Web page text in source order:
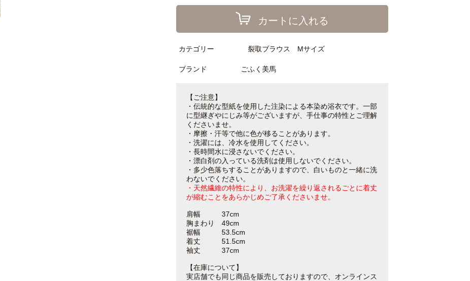
カートに入れる
カテゴリー 裂取ブラウス Mサイズ
ブランド ごふく美馬
【ご注意】
・伝統的な型紙を使用した注染による本染め浴衣です。一部
に型継ぎやにじみ等がございますが、手仕事の特性とご理解
くださいませ。
・摩擦・汗等で他に色が移ることがあります。
・洗濯には、冷水を使用してください。
・長時間水に浸さないでください。
・漂白剤の入っている洗剤は使用しないでください。
・多少色落ちすることがありますので、白いものと一緒に洗
わないでください。
・天然繊維の特性により、お洗濯を繰り返されるごとに着丈
が縮むことをあらかじめご了承くださいませ。
肩幅 37cm
胸まわり 49cm
裾幅 53.5cm
着丈 51.5cm
袖丈 37cm
【在庫について】
実店舗でも同じ商品を販売しておりますので、オンラインス